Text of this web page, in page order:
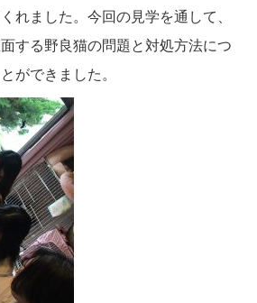
れました。今回の見学を通して、
する野良猫の問題と対処方法につ
ができました。